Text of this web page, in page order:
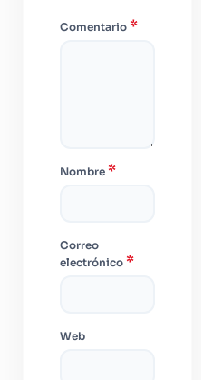
Comentario *
Nombre *
Correo
electrónico *
Web